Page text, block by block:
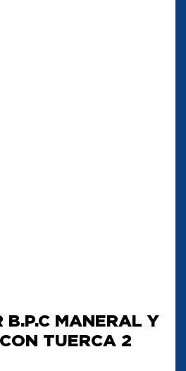
B.P.C MANERAL Y
TUERCA 2